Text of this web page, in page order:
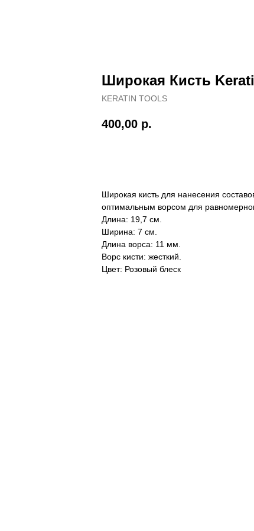
Широкая Кисть
KERATIN TOOLS
400,00 р.
Широкая кисть для нанесения
оптимальным ворсом для
Длина: 19,7 см.
Ширина: 7 см.
Длина ворса: 11 мм.
Ворс кисти: жесткий.
Цвет: Розовый блеск